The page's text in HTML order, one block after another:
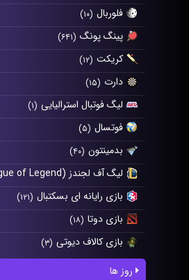
فلوربال (۱۰)
پینگ پونگ (۶۴۱)
کریکت (۱۲)
دارت (۱۵)
لیگ فوتبال استرالیایی (۱)
فوتسال (۵)
بدمینتون (۴۰)
لیگ آف لجندز (League of Legend)
بازی رایانه ای بسکتبال (۱۲۱)
بازی دوتا (۱۸)
بازی کالاف دیوتی (۳)
روز ها